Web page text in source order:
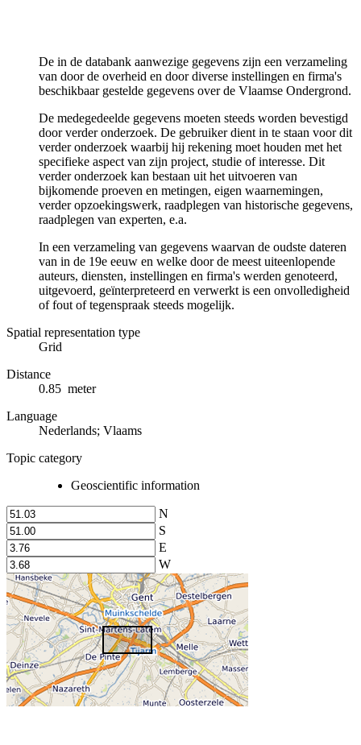
De in de databank aanwezige gegevens zijn een verzameling
van door de overheid en door diverse instellingen en firma's
beschikbaar gestelde gegevens over de Vlaamse Ondergrond.
De medegedeelde gegevens moeten steeds worden bevestigd
door verder onderzoek. De gebruiker dient in te staan voor dit
verder onderzoek waarbij hij rekening moet houden met het
specifieke aspect van zijn project, studie of interesse. Dit
verder onderzoek kan bestaan uit het uitvoeren van
bijkomende proeven en metingen, eigen waarnemingen,
verder opzoekingswerk, raadplegen van historische gegevens,
raadplegen van experten, e.a.
In een verzameling van gegevens waarvan de oudste dateren
van in de 19e eeuw en welke door de meest uiteenlopende
auteurs, diensten, instellingen en firma's werden genoteerd,
uitgevoerd, geïnterpreteerd en verwerkt is een onvolledigheid
of fout of tegenspraak steeds mogelijk.
Spatial representation type
Grid
Distance
0.85 meter
Language
Nederlands; Vlaams
Topic category
Geoscientific information
N
S
E
W